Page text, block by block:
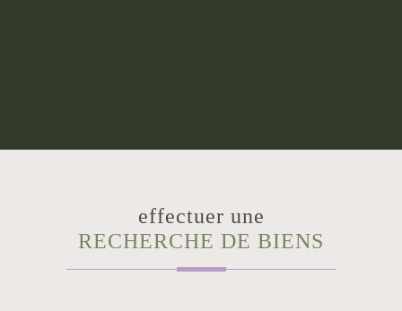
effectuer une
RECHERCHE DE BIENS